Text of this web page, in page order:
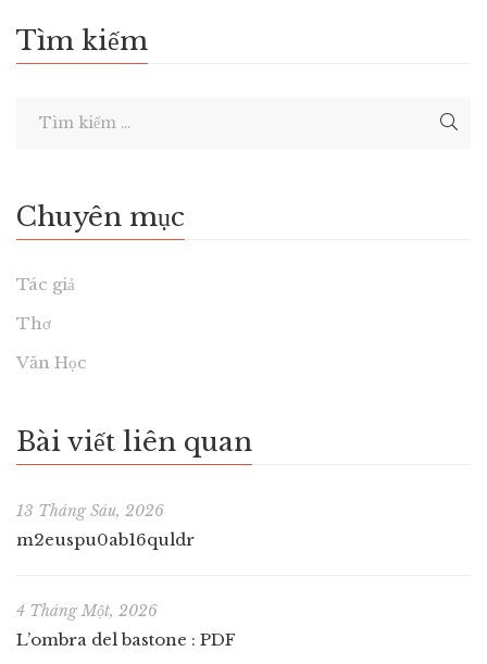
Tìm kiếm
Chuyên mục
Tác giả
Thơ
Văn Học
Bài viết liên quan
13 Tháng Sáu, 2026
m2euspu0ab16quldr
4 Tháng Một, 2026
L’ombra del bastone : PDF